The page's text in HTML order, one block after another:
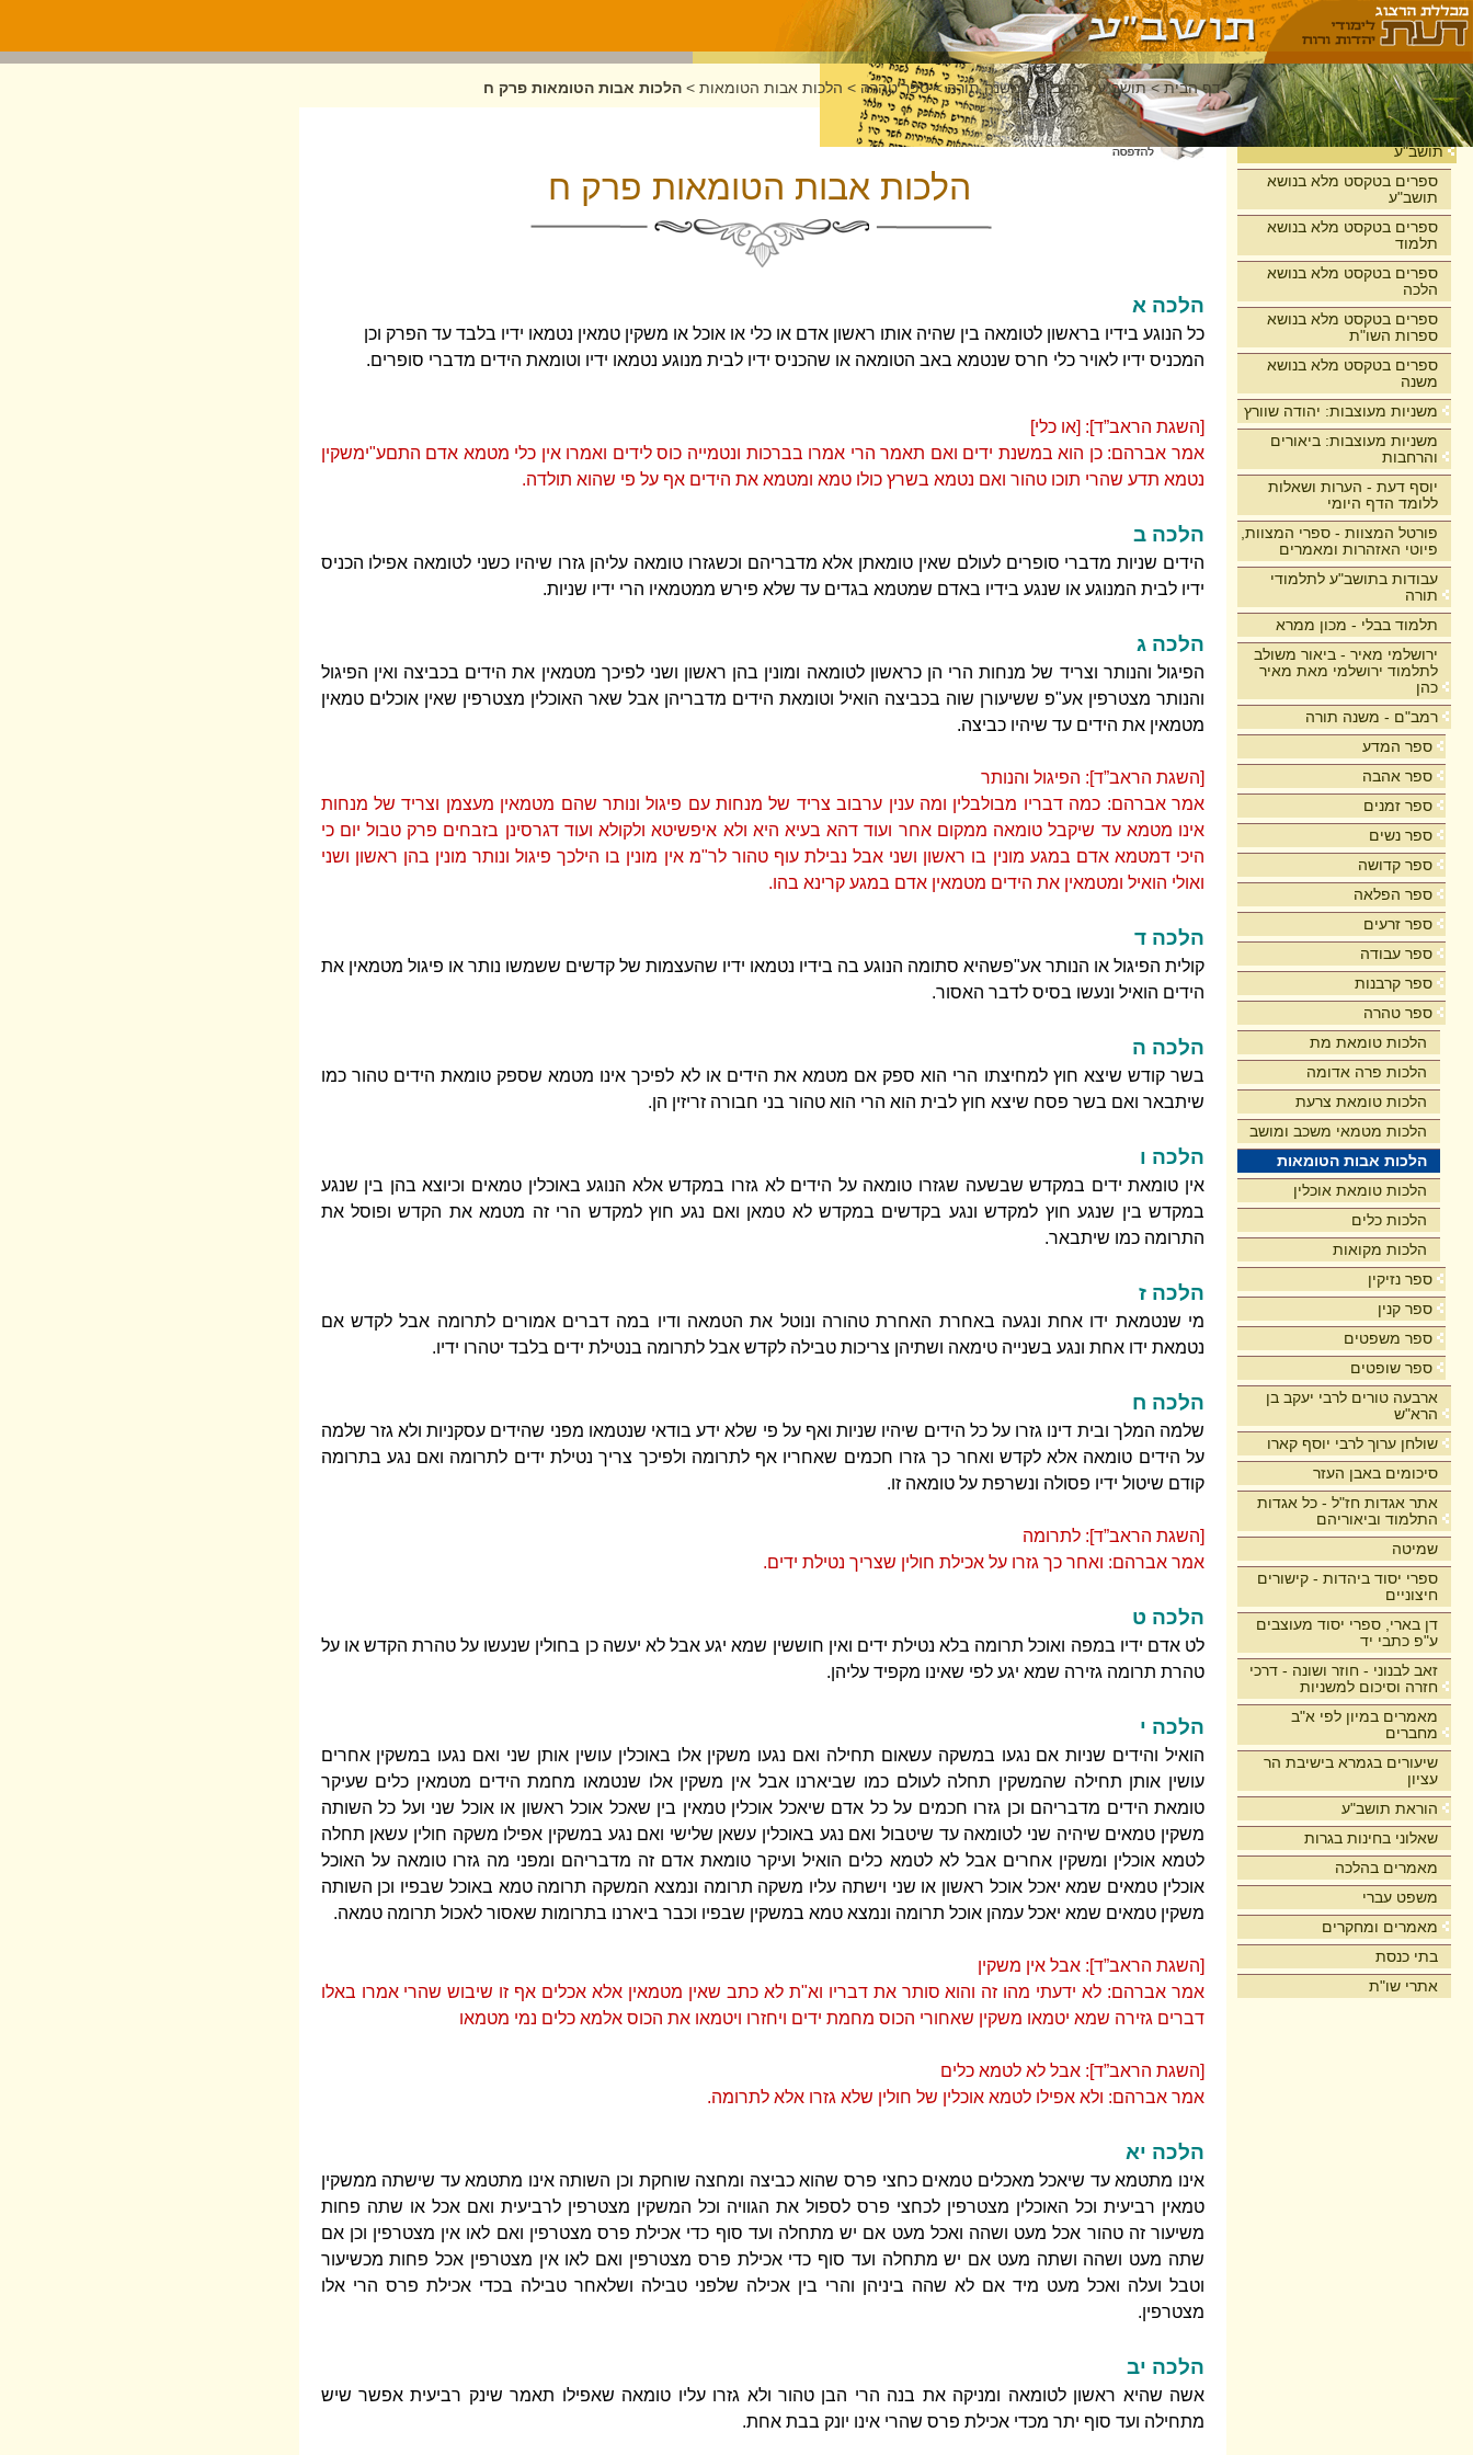
בית
תושב"ע
ספרים בטקסט מלא בנושא
תושב"ע
ספרים בטקסט מלא בנושא
תלמוד
ספרים בטקסט מלא בנושא
הלכה
ספרים בטקסט מלא בנושא
ספרות השו"ת
ספרים בטקסט מלא בנושא
משנה
משניות מעוצבות: יהודה שוורץ
משניות מעוצבות: ביאורים
והרחבות
יוסף דעת - הערות ושאלות
ללומד הדף היומי
פורטל המצוות - ספרי המצוות,
פיוטי האזהרות ומאמרים
עבודות בתושב"ע לתלמודי
תורה
תלמוד בבלי - מכון ממרא
ירושלמי מאיר - ביאור משולב
לתלמוד ירושלמי מאת מאיר
כהן
רמב"ם - משנה תורה
ספר המדע
ספר אהבה
ספר זמנים
ספר נשים
ספר קדושה
ספר הפלאה
ספר זרעים
ספר עבודה
ספר קרבנות
ספר טהרה
הלכות טומאת מת
הלכות פרה אדומה
הלכות טומאת צרעת
הלכות מטמאי משכב ומושב
הלכות אבות הטומאות
הלכות טומאת אוכלין
הלכות כלים
הלכות מקואות
ספר נזיקין
ספר קנין
ספר משפטים
ספר שופטים
ארבעה טורים לרבי יעקב בן
הרא"ש
שולחן ערוך לרבי יוסף קארו
סיכומים באבן העזר
אתר אגדות חז"ל - כל אגדות
התלמוד וביאוריהם
שמיטה
ספרי יסוד ביהדות - קישורים
חיצוניים
דן בארי, ספרי יסוד מעוצבים
ע"פ כתבי יד
זאב לבנוני - חוזר ושונה - דרכי
חזרה וסיכום למשניות
מאמרים במיון לפי א"ב
מחברים
שיעורים בגמרא בישיבת הר
עציון
הוראת תושב"ע
שאלוני בחינות בגרות
מאמרים בהלכה
משפט עברי
מאמרים ומחקרים
בתי כנסת
אתרי שו"ת
דף הבית >תושב"ע >רמב"ם - משנה תורה>ספר טהרה > הלכות אבות הטומאות > הלכות אבות הטומאות פרק ח
הלכות אבות הטומאות פרק ח
הלכה א
כל הנוגע בידיו בראשון לטומאה בין שהיה אותו ראשון אדם או כלי או אוכל או משקין טמאין נטמאו ידיו בלבד עד הפרק וכן
המכניס ידיו לאויר כלי חרס שנטמא באב הטומאה או שהכניס ידיו לבית מנוגע נטמאו ידיו וטומאת הידים מדברי סופרים.
[השגת הראב”ד]: [או כלי]
אמר אברהם: כן הוא במשנת ידים ואם תאמר הרי אמרו בברכות ונטמייה כוס לידים ואמרו אין כלי מטמא אדם התםע"ימשקין
נטמא תדע שהרי תוכו טהור ואם נטמא בשרץ כולו טמא ומטמא את הידים אף על פי שהוא תולדה.
הלכה ב
הידים שניות מדברי סופרים לעולם שאין טומאתן אלא מדבריהם וכשגזרו טומאה עליהן גזרו שיהיו כשני לטומאה אפילו הכניס
ידיו לבית המנוגע או שנגע בידיו באדם שמטמא בגדים עד שלא פירש ממטמאיו הרי ידיו שניות.
הלכה ג
הפיגול והנותר וצריד של מנחות הרי הן כראשון לטומאה ומונין בהן ראשון ושני לפיכך מטמאין את הידים בכביצה ואין הפיגול
והנותר מצטרפין אע"פ ששיעורן שוה בכביצה הואיל וטומאת הידים מדבריהן אבל שאר האוכלין מצטרפין שאין אוכלים טמאין
מטמאין את הידים עד שיהיו כביצה.
[השגת הראב”ד]: הפיגול והנותר
אמר אברהם: כמה דבריו מבולבלין ומה ענין ערבוב צריד של מנחות עם פיגול ונותר שהם מטמאין מעצמן וצריד של מנחות
אינו מטמא עד שיקבל טומאה ממקום אחר ועוד דהא בעיא היא ולא איפשיטא ולקולא ועוד דגרסינן בזבחים פרק טבול יום כי
היכי דמטמא אדם במגע מונין בו ראשון ושני אבל נבילת עוף טהור לר"מ אין מונין בו הילכך פיגול ונותר מונין בהן ראשון ושני
ואולי הואיל ומטמאין את הידים מטמאין אדם במגע קרינא בהו.
הלכה ד
קולית הפיגול או הנותר אע"פשהיא סתומה הנוגע בה בידיו נטמאו ידיו שהעצמות של קדשים ששמשו נותר או פיגול מטמאין את
הידים הואיל ונעשו בסיס לדבר האסור.
הלכה ה
בשר קודש שיצא חוץ למחיצתו הרי הוא ספק אם מטמא את הידים או לא לפיכך אינו מטמא שספק טומאת הידים טהור כמו
שיתבאר ואם בשר פסח שיצא חוץ לבית הוא הרי הוא טהור בני חבורה זריזין הן.
הלכה ו
אין טומאת ידים במקדש שבשעה שגזרו טומאה על הידים לא גזרו במקדש אלא הנוגע באוכלין טמאים וכיוצא בהן בין שנגע
במקדש בין שנגע חוץ למקדש ונגע בקדשים במקדש לא טמאן ואם נגע חוץ למקדש הרי זה מטמא את הקדש ופוסל את
התרומה כמו שיתבאר.
הלכה ז
מי שנטמאת ידו אחת ונגעה באחרת האחרת טהורה ונוטל את הטמאה ודיו במה דברים אמורים לתרומה אבל לקדש אם
נטמאת ידו אחת ונגע בשנייה טימאה ושתיהן צריכות טבילה לקדש אבל לתרומה בנטילת ידים בלבד יטהרו ידיו.
הלכה ח
שלמה המלך ובית דינו גזרו על כל הידים שיהיו שניות ואף על פי שלא ידע בודאי שנטמאו מפני שהידים עסקניות ולא גזר שלמה
על הידים טומאה אלא לקדש ואחר כך גזרו חכמים שאחריו אף לתרומה ולפיכך צריך נטילת ידים לתרומה ואם נגע בתרומה
קודם שיטול ידיו פסולה ונשרפת על טומאה זו.
[השגת הראב”ד]: לתרומה
אמר אברהם: ואחר כך גזרו על אכילת חולין שצריך נטילת ידים.
הלכה ט
לט אדם ידיו במפה ואוכל תרומה בלא נטילת ידים ואין חוששין שמא יגע אבל לא יעשה כן בחולין שנעשו על טהרת הקדש או על
טהרת תרומה גזירה שמא יגע לפי שאינו מקפיד עליהן.
הלכה י
הואיל והידים שניות אם נגעו במשקה עשאום תחילה ואם נגעו משקין אלו באוכלין עושין אותן שני ואם נגעו במשקין אחרים
עושין אותן תחילה שהמשקין תחלה לעולם כמו שביארנו אבל אין משקין אלו שנטמאו מחמת הידים מטמאין כלים שעיקר
טומאת הידים מדבריהם וכן גזרו חכמים על כל אדם שיאכל אוכלין טמאין בין שאכל אוכל ראשון או אוכל שני ועל כל השותה
משקין טמאים שיהיה שני לטומאה עד שיטבול ואם נגע באוכלין עשאן שלישי ואם נגע במשקין אפילו משקה חולין עשאן תחלה
לטמא אוכלין ומשקין אחרים אבל לא לטמא כלים הואיל ועיקר טומאת אדם זה מדבריהם ומפני מה גזרו טומאה על האוכל
אוכלין טמאים שמא יאכל אוכל ראשון או שני וישתה עליו משקה תרומה ונמצא המשקה תרומה טמא באוכל שבפיו וכן השותה
משקין טמאים שמא יאכל עמהן אוכל תרומה ונמצא טמא במשקין שבפיו וכבר ביארנו בתרומות שאסור לאכול תרומה טמאה.
[השגת הראב”ד]: אבל אין משקין
אמר אברהם: לא ידעתי מהו זה והוא סותר את דבריו וא"ת לא כתב שאין מטמאין אלא אכלים אף זו שיבוש שהרי אמרו באלו
דברים גזירה שמא יטמאו משקין שאחורי הכוס מחמת ידים ויחזרו ויטמאו את הכוס אלמא כלים נמי מטמאו
[השגת הראב”ד]: אבל לא לטמא כלים
אמר אברהם: ולא אפילו לטמא אוכלין של חולין שלא גזרו אלא לתרומה.
הלכה יא
אינו מתטמא עד שיאכל מאכלים טמאים כחצי פרס שהוא כביצה ומחצה שוחקת וכן השותה אינו מתטמא עד שישתה ממשקין
טמאין רביעית וכל האוכלין מצטרפין לכחצי פרס לספול את הגוויה וכל המשקין מצטרפין לרביעית ואם אכל או שתה פחות
משיעור זה טהור אכל מעט ושהה ואכל מעט אם יש מתחלה ועד סוף כדי אכילת פרס מצטרפין ואם לאו אין מצטרפין וכן אם
שתה מעט ושהה ושתה מעט אם יש מתחלה ועד סוף כדי אכילת פרס מצטרפין ואם לאו אין מצטרפין אכל פחות מכשיעור
וטבל ועלה ואכל מעט מיד אם לא שהה ביניהן והרי בין אכילה שלפני טבילה ושלאחר טבילה בכדי אכילת פרס הרי אלו
מצטרפין.
הלכה יב
אשה שהיא ראשון לטומאה ומניקה את בנה הרי הבן טהור ולא גזרו עליו טומאה שאפילו תאמר שינק רביעית אפשר שיש
מתחילה ועד סוף יתר מכדי אכילת פרס שהרי אינו יונק בבת אחת.